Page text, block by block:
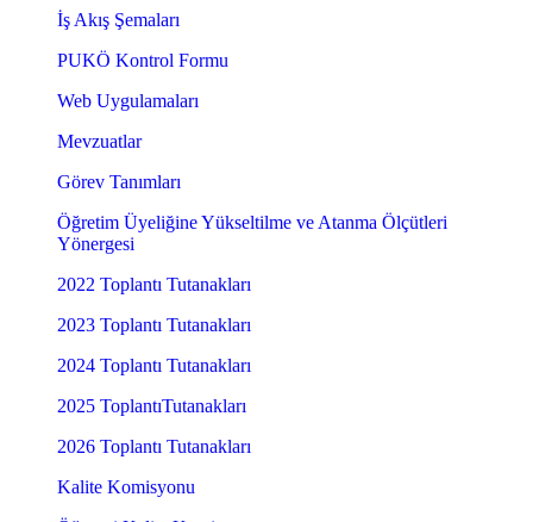
İş Akış Şemaları
PUKÖ Kontrol Formu
Web Uygulamaları
Mevzuatlar
Görev Tanımları
Öğretim Üyeliğine Yükseltilme ve Atanma Ölçütleri
Yönergesi
2022 Toplantı Tutanakları
2023 Toplantı Tutanakları
2024 Toplantı Tutanakları
2025 ToplantıTutanakları
2026 Toplantı Tutanakları
Kalite Komisyonu